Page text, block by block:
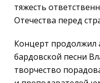
тяжесть
Отечества перед
Концерт продолжил
бардовской песни
творчество